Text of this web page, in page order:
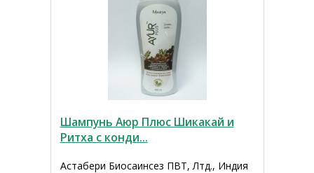
Шампунь Аюр Плюс Шикакай и
Ритха с конди...
Астабери Биосаинсез ПВТ, Лтд., Индия